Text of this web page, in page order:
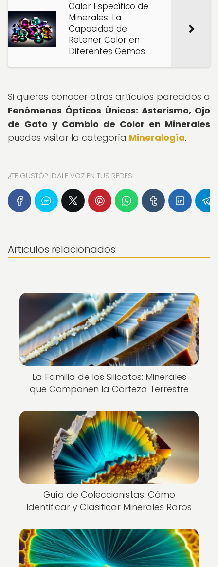
Calor Específico de
Minerales: La
Capacidad de
Retener Calor en
Diferentes Gemas
Si quieres conocer otros artículos parecidos a
Fenómenos Ópticos Únicos: Asterismo, Ojo
de Gato y Cambio de Color en Minerales
puedes visitar la categoría Mineralogía.
¿TE GUSTÓ? ¡DALE VOZ EN TUS REDES!
Articulos relacionados:
La Familia de los Silicatos: Minerales
que Componen la Corteza Terrestre
Guía de Coleccionistas: Cómo
Identificar y Clasificar Minerales Raros